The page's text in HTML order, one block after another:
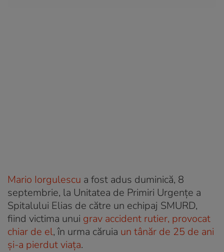
Mario Iorgulescu a fost adus duminică, 8
septembrie, la Unitatea de Primiri Urgenţe a
Spitalului Elias de către un echipaj SMURD,
fiind victima unui grav accident rutier, provocat
chiar de el, în urma căruia un tânăr de 25 de ani
și-a pierdut viața.